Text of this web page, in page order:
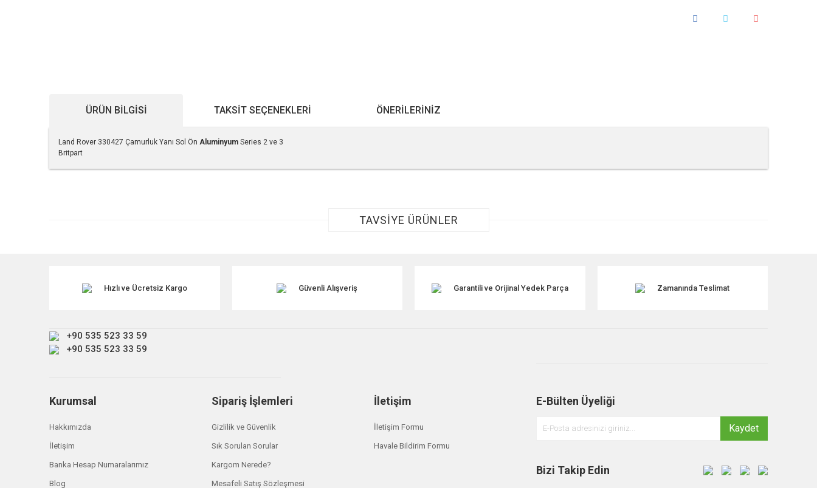
ÜRÜN BILGISI TAKSIT SEÇENEKLERI ÖNERILERINIZ
Land Rover 330427 Çamurluk Yanı Sol Ön Aluminyum Series 2 ve 3
Britpart
Bu ürüne benzer farklı alternatifler olmalı.
TAVSİYE ÜRÜNLER
Britpart
Hızlı ve Ücretsiz Kargo Güvenli Alışveriş Garantili ve Orijinal Yedek Parça Zamanında Teslimat
+90 535 523 33 59
+90 535 523 33 59
Kurumsal
Hakkımızda
İletişim
Banka Hesap Numaralarımız
Blog
Sipariş İşlemleri
Gizlilik ve Güvenlik
Sık Sorulan Sorular
Kargom Nerede?
Mesafeli Satış Sözleşmesi
İletişim
İletişim Formu
Havale Bildirim Formu
E-Bülten Üyeliği
Kaydet
Bizi Takip Edin